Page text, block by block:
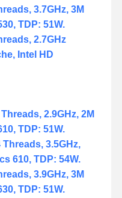
3.7GHz, 3M
TDP: 51W.
2.7GHz
Intel HD
2.9GHz, 2M
TDP: 51W.
3.5GHz,
610, TDP: 54W.
3.9GHz, 3M
TDP: 51W.